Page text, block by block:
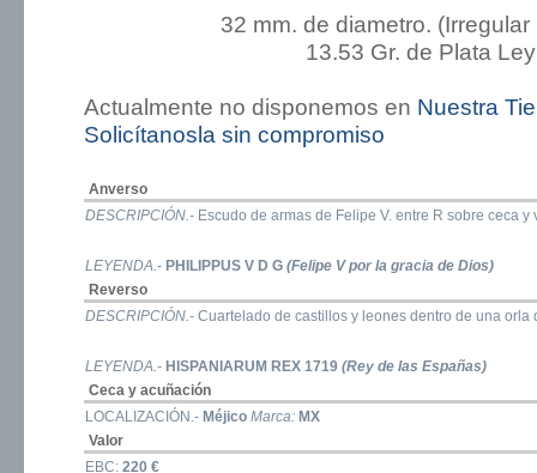
32 mm. de diametro.
13.53 Gr. de Plata
Actualmente no disponemos en Nuestra
Solicítanosla sin compromiso
Anverso
DESCRIPCIÓN.- Escudo de armas de Felipe V. entre R sobre ceca
LEYENDA.- PHILIPPUS V D G (Felipe V por la gracia de Dios)
Reverso
DESCRIPCIÓN.- Cuartelado de castillos y leones dentro de una orla
LEYENDA.- HISPANIARUM REX 1719 (Rey de las Españas)
Ceca y acuñación
LOCALIZACIÓN.- Méjico Marca: MX
Valor
EBC: 220 €